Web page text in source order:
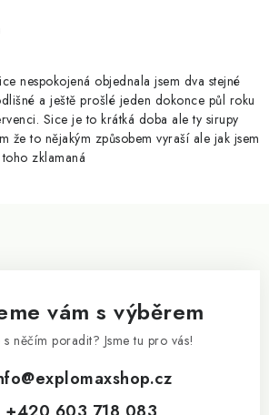
údajů
Doprava a platba
o nákupu
nespokojená objednala jsem dva stejné
a ještě prošlé jeden dokonce půl roku
Sice je to krátká doba ale ty sirupy
že to nějakým způsobem vyraší ale jak jsem
zklamaná
vám s výběrem
něčím poradit? Jsme tu pro vás!
@explomaxshop.cz